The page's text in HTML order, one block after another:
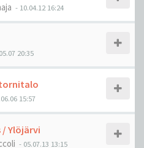
- 10.04.12 16:24
20:35
15:57
Ylöjärvi
- 05.07.13 13:15